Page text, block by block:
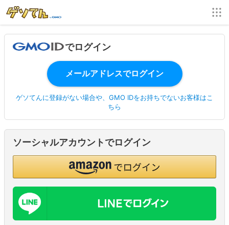
でログイン
ゲソてんに登録がない場合や、GMO IDをお持ちでないお客様はこ
ちら
ソーシャルアカウントでログイン